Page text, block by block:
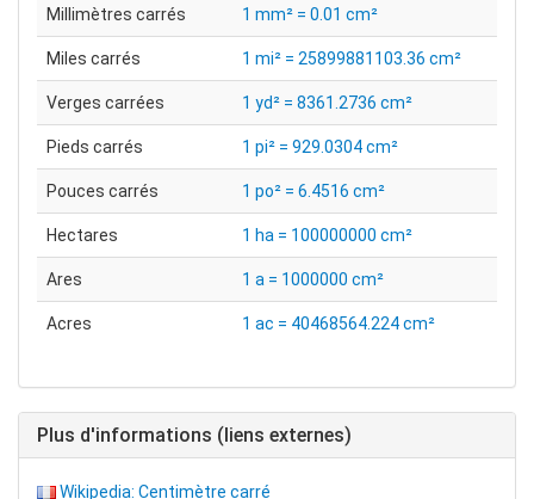
Millimètres carrés 1 mm² = 0.01 cm²
Miles carrés 1 mi² = 25899881103.36 cm²
Verges carrées 1 yd² = 8361.2736 cm²
Pieds carrés 1 pi² = 929.0304 cm²
Pouces carrés 1 po² = 6.4516 cm²
Hectares 1 ha = 100000000 cm²
Ares 1 a = 1000000 cm²
Acres 1 ac = 40468564.224 cm²
Plus d'informations (liens externes)
Wikipedia: Centimètre carré